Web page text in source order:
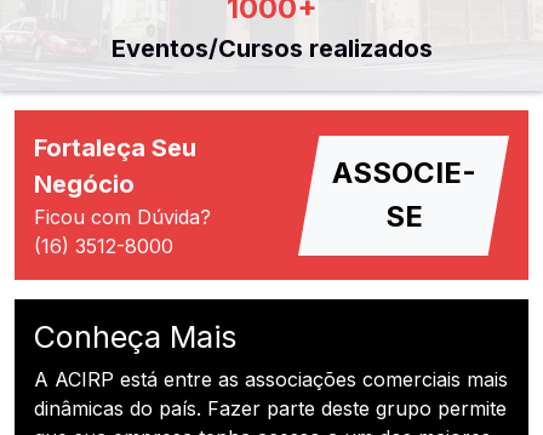
1000+
Eventos/Cursos realizados
Fortaleça Seu
Negócio
Ficou com Dúvida?
(16) 3512-8000
ASSOCIE-
SE
Conheça Mais
A ACIRP está entre as associações comerciais mais
dinâmicas do país. Fazer parte deste grupo permite